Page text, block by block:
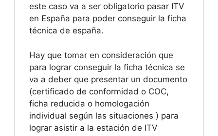
este caso va a ser obligatorio pasar ITV
en España para poder conseguir la ficha
técnica de españa.
Hay que tomar en consideración que
para lograr conseguir la ficha técnica se
va a deber que presentar un documento
(certificado de conformidad o COC,
ficha reducida o homologación
individual según las situaciones ) para
lograr asistir a la estación de ITV